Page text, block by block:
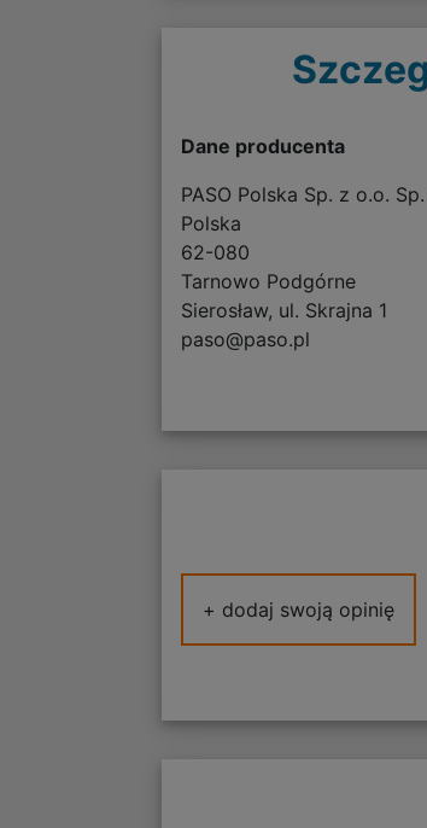
Dane producenta
PASO Polska Sp. z o.o.
Polska
62-080
Tarnowo Podgórne
Sierosław, ul. Skrajna 1
paso@paso.pl
+ dodaj swoją opinię